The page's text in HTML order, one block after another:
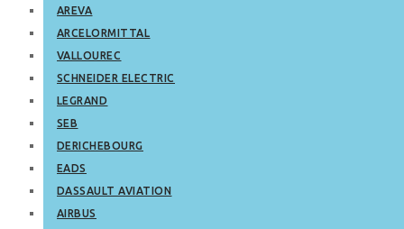
AREVA
ARCELORMITTAL
VALLOUREC
SCHNEIDER ELECTRIC
LEGRAND
SEB
DERICHEBOURG
EADS
DASSAULT AVIATION
AIRBUS